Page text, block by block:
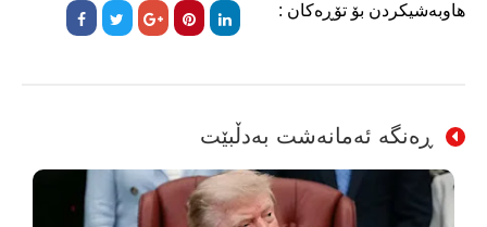
هاوبەشیکردن بۆ تۆڕەکان :
ڕەنگە ئەمانەشت بەدڵبێت